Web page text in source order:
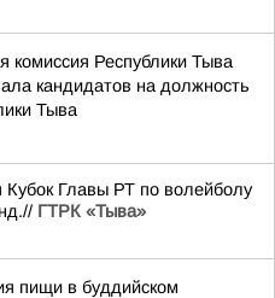
комиссия Республики Тыва
кандидатов на должность
Тыва
Главы РТ по волейболу
ГТРК «Тыва»
пищи в буддийском